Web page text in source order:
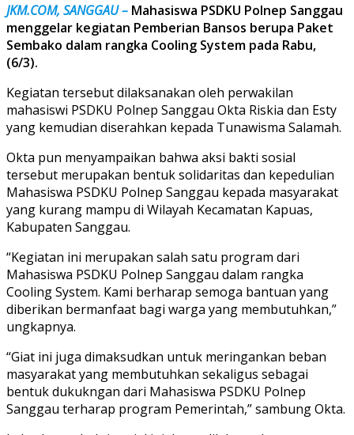
JKM.COM, SANGGAU – Mahasiswa PSDKU Polnep Sanggau
menggelar kegiatan Pemberian Bansos berupa Paket
Sembako dalam rangka Cooling System pada Rabu,
(6/3).
Kegiatan tersebut dilaksanakan oleh perwakilan
mahasiswi PSDKU Polnep Sanggau Okta Riskia dan Esty
yang kemudian diserahkan kepada Tunawisma Salamah.
Okta pun menyampaikan bahwa aksi bakti sosial
tersebut merupakan bentuk solidaritas dan kepedulian
Mahasiswa PSDKU Polnep Sanggau kepada masyarakat
yang kurang mampu di Wilayah Kecamatan Kapuas,
Kabupaten Sanggau.
“Kegiatan ini merupakan salah satu program dari
Mahasiswa PSDKU Polnep Sanggau dalam rangka
Cooling System. Kami berharap semoga bantuan yang
diberikan bermanfaat bagi warga yang membutuhkan,”
ungkapnya.
“Giat ini juga dimaksudkan untuk meringankan beban
masyarakat yang membutuhkan sekaligus sebagai
bentuk dukukngan dari Mahasiswa PSDKU Polnep
Sanggau terharap program Pemerintah,” sambung Okta.